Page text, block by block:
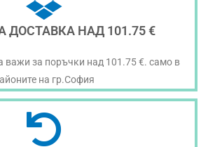
ДОСТАВКА НАД 101.75 €
важи за поръчки над 101.75 €. само в
на гр.София